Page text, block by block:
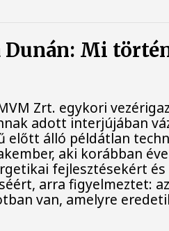
Dunán: Mi
Zrt. egykori
adott interjújában
előtt álló példátlan
aki korábban
fejlesztésekért és
arra figyelmeztet:
van, amelyre